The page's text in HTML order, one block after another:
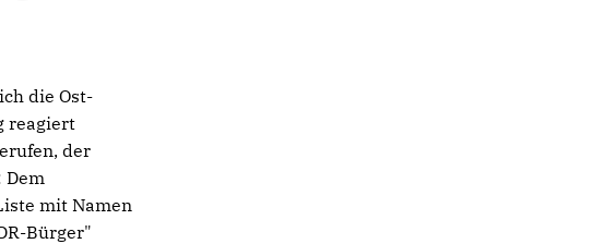
die Ost-
reagiert
der
Dem
mit Namen
Bürger"